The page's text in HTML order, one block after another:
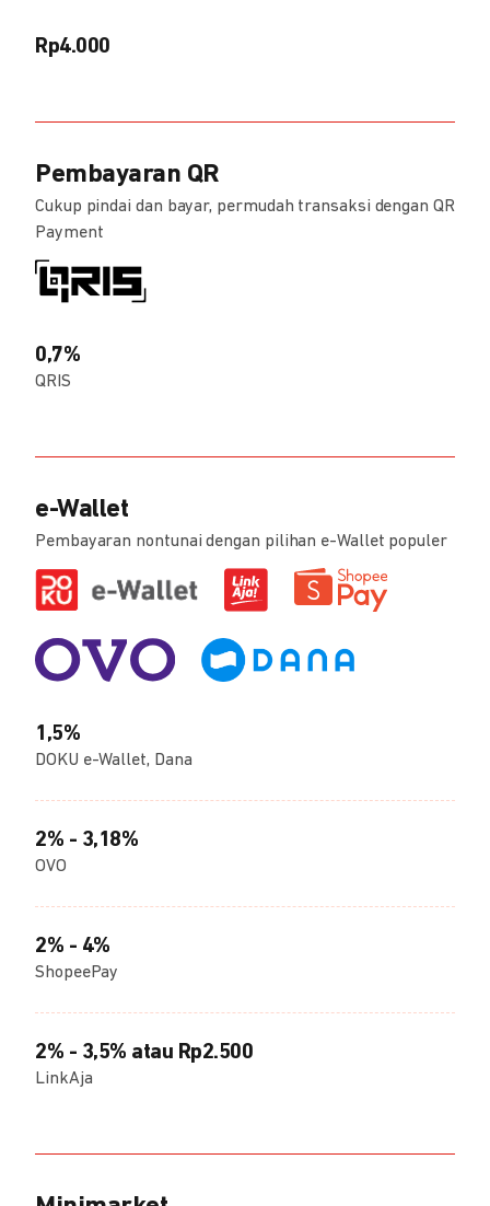
Rp4.000
Pembayaran QR
Cukup pindai dan bayar, permudah transaksi dengan QR
Payment
0,7%
QRIS
e-Wallet
Pembayaran nontunai dengan pilihan e-Wallet populer
1,5%
DOKU e-Wallet, Dana
2% - 3,18%
OVO
2% - 4%
ShopeePay
2% - 3,5% atau Rp2.500
LinkAja